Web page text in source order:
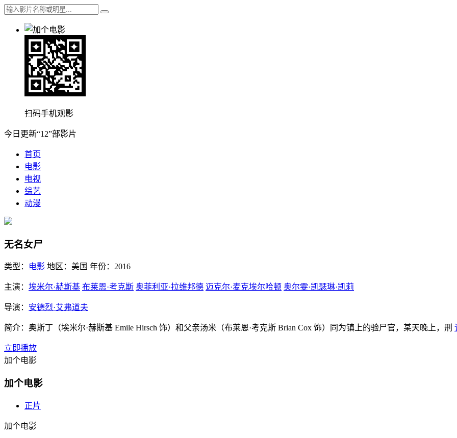
扫码手机观影
今日更新“12”部影片
首页
电影
电视
综艺
动漫
无名女尸
类型： 电影 地区： 美国 年份： 2016
主演： 埃米尔·赫斯基 布莱恩·考克斯 奥菲利亚·拉维邦德 迈克尔·麦克埃尔哈顿 奥尔雯·凯瑟琳·凯莉
导演： 安德烈·艾弗道夫
简介： 奥斯丁（埃米尔·赫斯基 Emile Hirsch 饰）和父亲汤米（布莱恩·考克斯 Brian Cox 饰）同为镇上的验尸官，某天晚上，刑
立即播放
加个电影
加个电影
正片
加个电影